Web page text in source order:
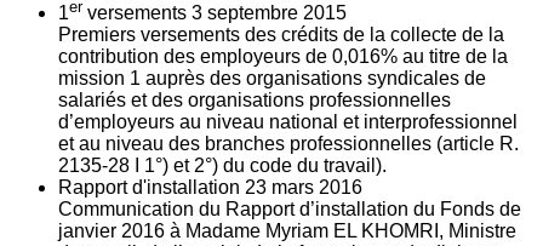
1er versements 3 septembre 2015
Premiers versements des crédits de la collecte de la
contribution des employeurs de 0,016% au titre de la
mission 1 auprès des organisations syndicales de
salariés et des organisations professionnelles
d’employeurs au niveau national et interprofessionnel
et au niveau des branches professionnelles (article R.
2135‐28 I 1°) et 2°) du code du travail).
Rapport d'installation 23 mars 2016
Communication du Rapport d’installation du Fonds de
janvier 2016 à Madame Myriam EL KHOMRI, Ministre